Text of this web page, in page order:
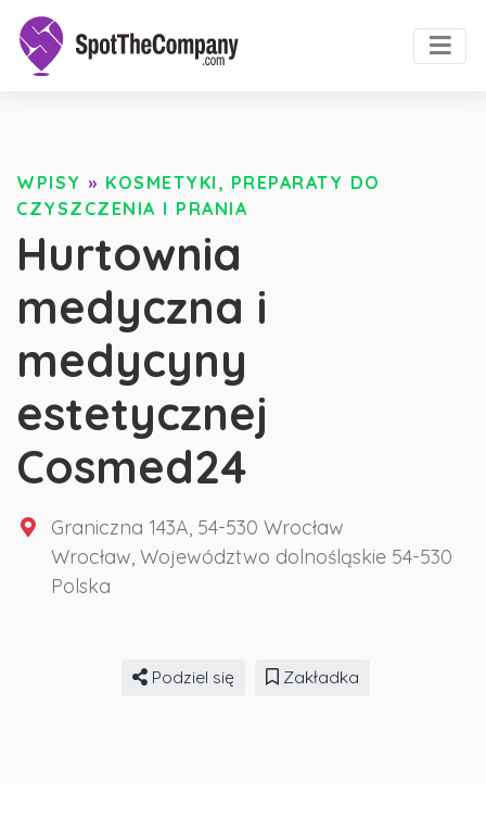
WPISY » KOSMETYKI, PREPARATY DO
CZYSZCZENIA I PRANIA
Hurtownia
medyczna i
medycyny
estetycznej
Cosmed24
Graniczna 143A, 54-530 Wrocław
Wrocław, Województwo dolnośląskie 54-530
Polska
Podziel się Zakładka